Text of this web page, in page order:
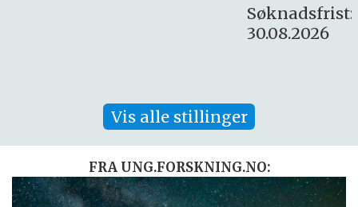
Vis alle stillinger
FRA UNG.FORSKNING.NO: